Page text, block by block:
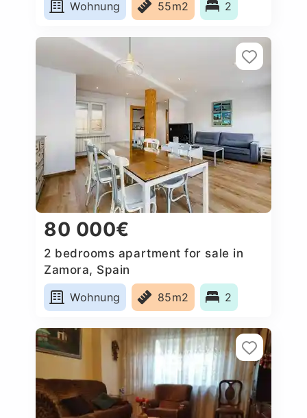
Wohnung 55m2 2
80 000€
2 bedrooms apartment for sale in
Zamora, Spain
Wohnung
85m2 2